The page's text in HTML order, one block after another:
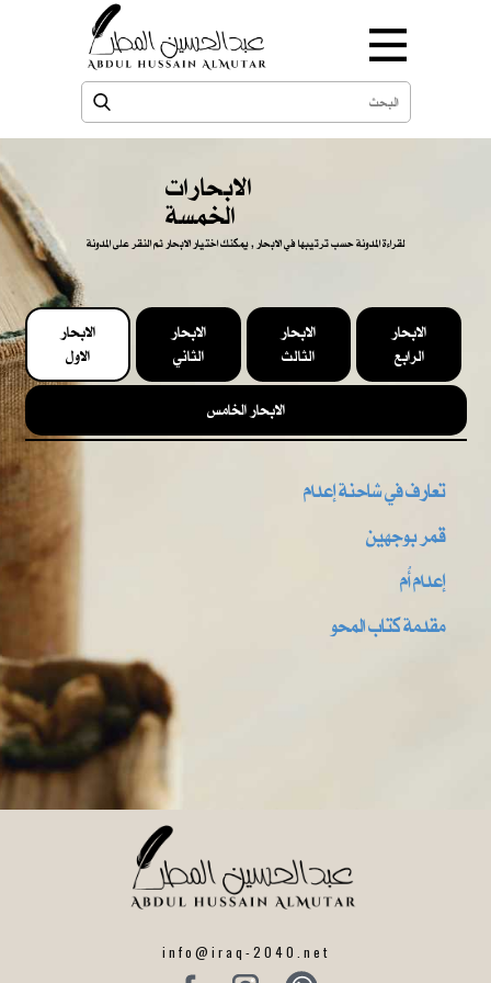
الابحارات
الخمسة
لقراءة المدونة حسب ترتيبها في الابحار , يمكنك اختيار الابحار ثم النقر على المدونة
الابحار
الاول
الابحار
الثاني
الابحار
الثالث
الابحار
الرابع
الابحار الخامس
تعارف في شاحنة إعدام
قمر بوجهين
إعدام أُم
مقدمة كتاب المحو
info@iraq-2040.net